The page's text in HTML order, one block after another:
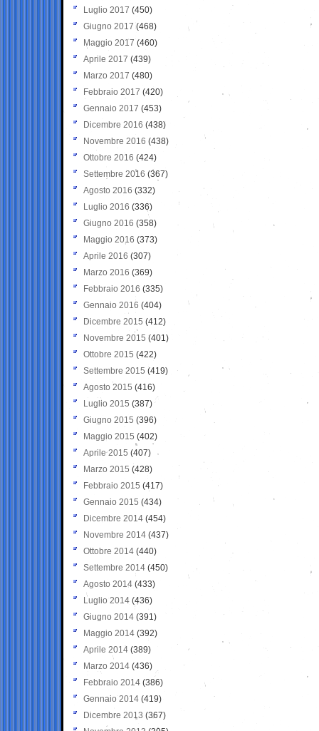
Luglio 2017 (450)
Giugno 2017 (468)
Maggio 2017 (460)
Aprile 2017 (439)
Marzo 2017 (480)
Febbraio 2017 (420)
Gennaio 2017 (453)
Dicembre 2016 (438)
Novembre 2016 (438)
Ottobre 2016 (424)
Settembre 2016 (367)
Agosto 2016 (332)
Luglio 2016 (336)
Giugno 2016 (358)
Maggio 2016 (373)
Aprile 2016 (307)
Marzo 2016 (369)
Febbraio 2016 (335)
Gennaio 2016 (404)
Dicembre 2015 (412)
Novembre 2015 (401)
Ottobre 2015 (422)
Settembre 2015 (419)
Agosto 2015 (416)
Luglio 2015 (387)
Giugno 2015 (396)
Maggio 2015 (402)
Aprile 2015 (407)
Marzo 2015 (428)
Febbraio 2015 (417)
Gennaio 2015 (434)
Dicembre 2014 (454)
Novembre 2014 (437)
Ottobre 2014 (440)
Settembre 2014 (450)
Agosto 2014 (433)
Luglio 2014 (436)
Giugno 2014 (391)
Maggio 2014 (392)
Aprile 2014 (389)
Marzo 2014 (436)
Febbraio 2014 (386)
Gennaio 2014 (419)
Dicembre 2013 (367)